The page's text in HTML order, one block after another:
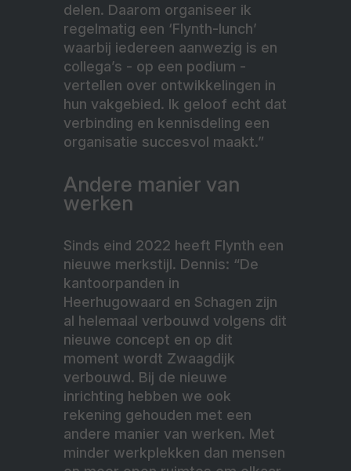
delen. Daarom organiseer ik
regelmatig een ‘Flynth-lunch’
waarbij iedereen aanwezig is en
collega’s - op een podium -
vertellen over ontwikkelingen in
hun vakgebied. Ik geloof echt dat
verbinding en kennisdeling een
organisatie succesvol maakt.”
Andere manier van
werken
Sinds eind 2022 heeft Flynth een
nieuwe merkstijl. Dennis: “De
kantoorpanden in
Heerhugowaard en Schagen zijn
al helemaal verbouwd volgens dit
nieuwe concept en op dit
moment wordt Zwaagdijk
verbouwd. Bij de nieuwe
inrichting hebben we ook
rekening gehouden met een
andere manier van werken. Met
minder werkplekken dan mensen